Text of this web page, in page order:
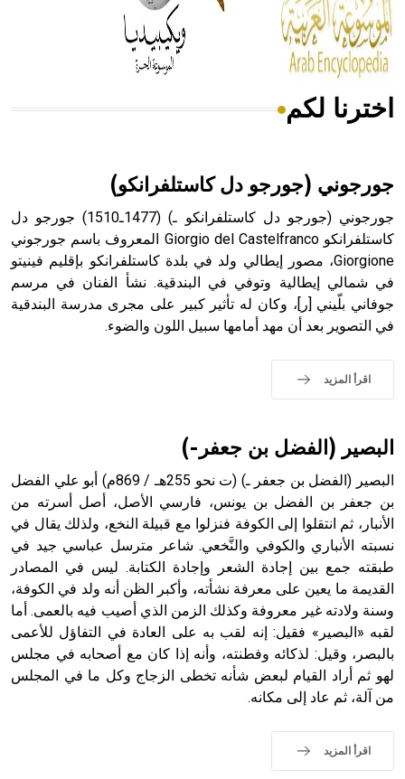
من مادة كربونات الكلسيوم، وهو أحمر أو شديد الحمرة وهو
أجود أنواعه، ويمتاز بكبر الحجم ويسمى الش
هل تعلم أن الأبسيد كلمة فرنسية اللفظ تم اعتمادها مصطلحاً
- هل تعلم أن أبجر Abgar اسم معروف جيداً يعود إلى عدد من
الملوك الذين حكموا مدينة إديسا (الرها) من أبجر الأول وحتى
التاسع، وهم ينتسبون إلى أسرة أوسروين
حيث تقتصر القيمة الصوتية للعلامة الك
اخترنا لكم
جورجوني (جورجو دل كاستلفرانكو)
جورجوني (جورجو دل كاستلفرانكو ـ) (1477ـ1510) جورجو دل
كاستلفرانكو Giorgio del Castelfranco المعروف باسم جورجوني
Giorgione، مصور إيطالي ولد في بلدة كاستلفرانكو بإقليم فينيتو
في شمالي إيطالية وتوفي في البندقية. نشأ الفنان في مرسم
جوفاني بلّيني [ر]، وكان له تأثير كبير على مجرى مدرسة البندقية
في التصوير بعد أن مهد أمامها سبيل اللون والضوء.
اقرأ المزيد
البصير (الفضل بن جعفر-)
البصير (الفضل بن جعفر ـ) (ت نحو 255هـ / 869م) أبو علي الفضل
بن جعفر بن الفضل بن يونس، فارسي الأصل، أصل أسرته من
الأنبار، ثم انتقلوا إلى الكوفة فنزلوا مع قبيلة النخع، ولذلك يقال في
نسبته الأنباري والكوفي والنَّخعي. شاعر مترسل عباسي جيد في
طبقته جمع بين إجادة الشعر وإجادة الكتابة. ليس في المصادر
القديمة ما يعين على معرفة نشأته، وأكبر الظن أنه ولد في الكوفة،
وسنة ولادته غير معروفة وكذلك الزمن الذي أصيب فيه بالعمى. أما
لقبه «البصير» فقيل: إنه لقب به على العادة في التفاؤل للأعمى
بالبصر، وقيل: لذكائه وفطنته، وأنه إذا كان مع أصحابه في مجلس
لهو ثم أراد القيام لبعض شأنه تخطى الزجاج وكل ما في المجلس
من آلة، ثم عاد إلى مكانه.
اقرأ المزيد